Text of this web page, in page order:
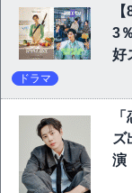
3
好
ドラマ
ズ
演